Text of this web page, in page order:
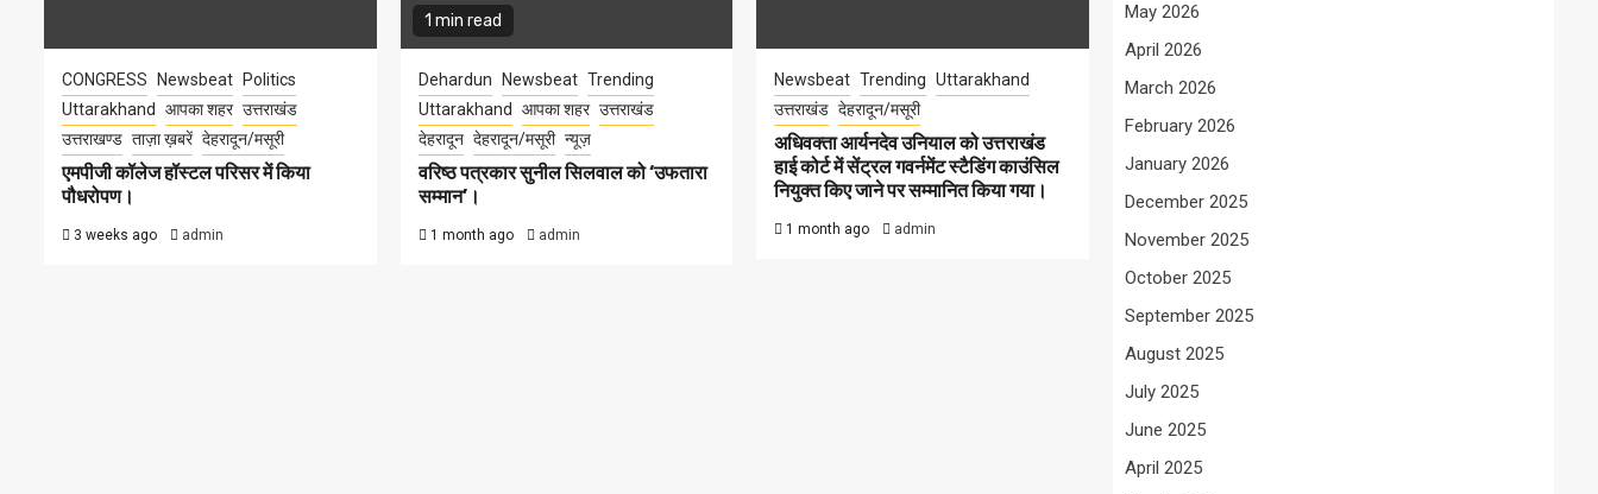
CONGRESS Newsbeat
Politics
Uttarakhand
आपका शहर उत्तराखंड
उत्तराखण्ड ताज़ा ख़बरें देहरादून/मसूरी
एमपीजी कॉलेज हॉस्टल परिसर में किया
पौधरोपण।
3 weeks ago admin
1 min read
Dehardun Newsbeat Trending
Uttarakhand
आपका शहर उत्तराखंड
देहरादून देहरादून/मसूरी न्यूज़
वरिष्ठ पत्रकार सुनील सिलवाल को ‘उफतारा
सम्मान’।
1 month ago admin
Newsbeat Trending Uttarakhand
उत्तराखंड देहरादून/मसूरी
अधिवक्ता आर्यनदेव उनियाल को उत्तराखंड
हाई कोर्ट में सेंट्रल गवर्नमेंट स्टैडिंग काउंसिल
नियुक्त किए जाने पर सम्मानित किया गया।
1 month ago admin
May 2026
April 2026
March 2026
February 2026
January 2026
December 2025
November 2025
October 2025
September 2025
August 2025
July 2025
June 2025
April 2025